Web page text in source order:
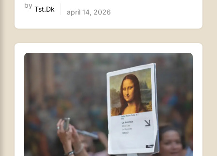
by Tst.dk april 14, 2026